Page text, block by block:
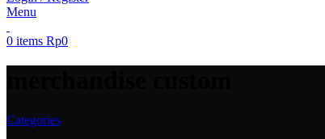
Menu
0 items Rp0
Categories